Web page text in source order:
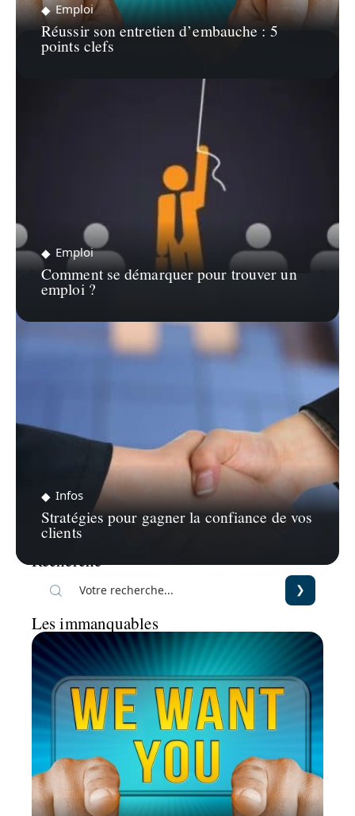
Emploi
Réussir son entretien d’embauche : 5
points clefs
Emploi
Comment se démarquer pour trouver un
emploi ?
Infos
Stratégies pour gagner la confiance de vos
clients
Recherche
Les immanquables